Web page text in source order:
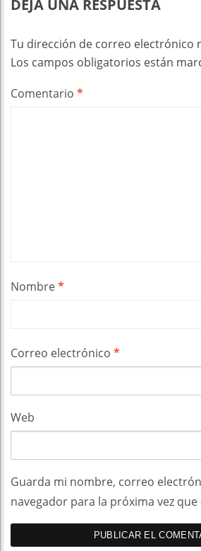
DEJA UNA RESPUESTA
Tu dirección de correo electrónico
Los campos obligatorios están
Comentario *
Nombre*
Correo electrónico *
Web
Guarda mi nombre, correo
navegador para la próxima vez